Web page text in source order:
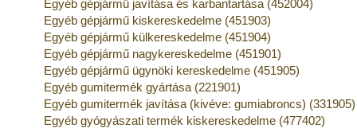
Egyéb gépjármű javítása és karbantartása (452004)
Egyéb gépjármű kiskereskedelme (451903)
Egyéb gépjármű külkereskedelme (451904)
Egyéb gépjármű nagykereskedelme (451901)
Egyéb gépjármű ügynöki kereskedelme (451905)
Egyéb gumitermék gyártása (221901)
Egyéb gumitermék javítása (kivéve: gumiabroncs) (331905)
Egyéb gyógyászati termék kiskereskedelme (477402)